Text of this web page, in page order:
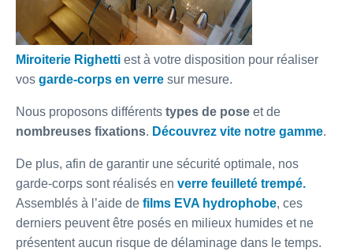
Miroiterie Righetti est à votre disposition pour réaliser
vos garde-corps en verre sur mesure.
Nous proposons différents types de pose et de
nombreuses fixations. Découvrez vite notre gamme.
De plus, afin de garantir une sécurité optimale, nos
garde-corps sont réalisés en verre feuilleté trempé.
Assemblés à l’aide de films EVA hydrophobe, ces
derniers peuvent être posés en milieux humides et ne
présentent aucun risque de délaminage dans le temps.